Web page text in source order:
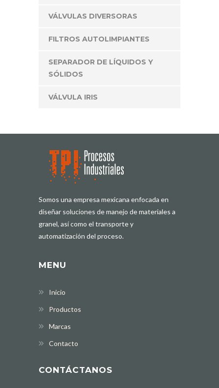
VÁLVULAS DIVERSORAS
FILTROS AUTOLIMPIANTES
SEPARADOR DE LÍQUIDOS Y
SÓLIDOS
VÁLVULA IRIS
Somos una empresa mexicana enfocada en
diseñar soluciones de manejo de materiales a
granel, así como el transporte y
automatización del proceso.
MENU
Inicio
Productos
Marcas
Contacto
CONTÁCTANOS